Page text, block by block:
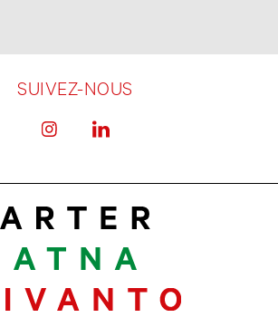
SUIVEZ-NOUS